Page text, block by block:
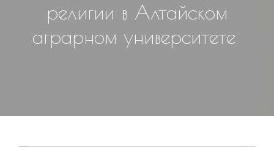
религии в Алтайском
аграрном университете